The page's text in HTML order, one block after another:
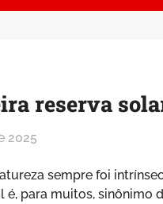
reserva
2025
sempre foi
para muitos, sinônimo